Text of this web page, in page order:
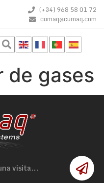
(+34) 968 58 01 72
cumaq@cumaq.com
de gases
visita...